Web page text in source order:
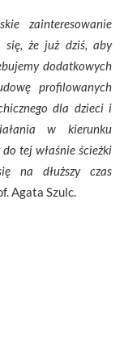
zainteresowanie
się, że już dziś, aby
dodatkowych
profilowanych
dla dzieci i
w kierunku
tej właśnie ścieżki
na dłuższy czas
Agata Szulc.